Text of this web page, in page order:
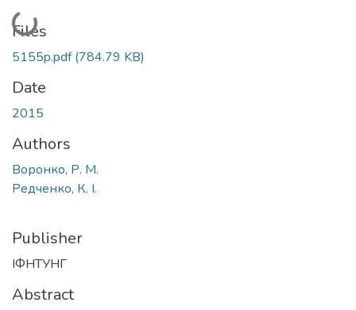
Loading...
Files
5155p.pdf(784.79 KB)
Date
2015
Authors
Воронко, Р. М.
Редченко, К. І.
Publisher
ІФНТУНГ
Abstract